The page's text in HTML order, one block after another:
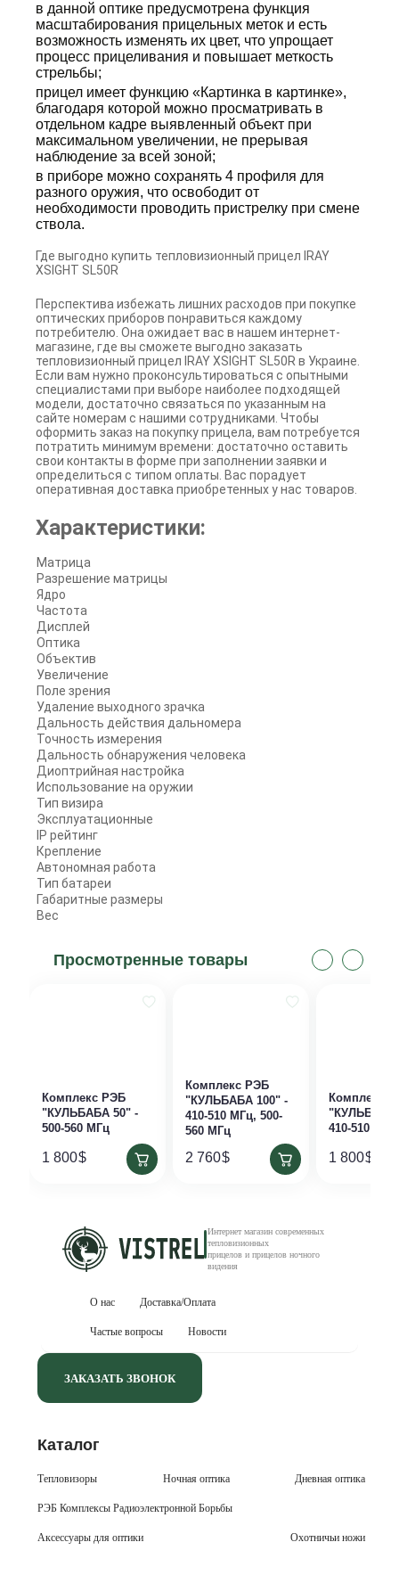
в данной оптике предусмотрена функция
масштабирования прицельных меток и есть
возможность изменять их цвет, что упрощает
процесс прицеливания и повышает меткость
стрельбы;
прицел имеет функцию «Картинка в картинке»,
благодаря которой можно просматривать в
отдельном кадре выявленный объект при
максимальном увеличении, не прерывая
наблюдение за всей зоной;
в приборе можно сохранять 4 профиля для
разного оружия, что освободит от
необходимости проводить пристрелку при смене
ствола.
Где выгодно купить тепловизионный прицел IRAY
XSIGHT SL50R
Перспектива избежать лишних расходов при покупке
оптических приборов понравиться каждому
потребителю. Она ожидает вас в нашем интернет-
магазине, где вы сможете выгодно заказать
тепловизионный прицел IRAY XSIGHT SL50R в Украине.
Если вам нужно проконсультироваться с опытными
специалистами при выборе наиболее подходящей
модели, достаточно связаться по указанным на
сайте номерам с нашими сотрудниками. Чтобы
оформить заказ на покупку прицела, вам потребуется
потратить минимум времени: достаточно оставить
свои контакты в форме при заполнении заявки и
определиться с типом оплаты. Вас порадует
оперативная доставка приобретенных у нас товаров.
Характеристики:
Матрица
Разрешение матрицы
Ядро
Частота
Дисплей
Оптика
Объектив
Увеличение
Поле зрения
Удаление выходного зрачка
Дальность действия дальномера
Точность измерения
Дальность обнаружения человека
Диоптрийная настройка
Использование на оружии
Тип визира
Эксплуатационные
IP рейтинг
Крепление
Автономная работа
Тип батареи
Габаритные размеры
Вес
Просмотренные товары
Комплекс РЭБ
"КУЛЬБАБА 50" -
500-560 МГц
1 800$
Комплекс РЭБ
"КУЛЬБАБА 100" -
410-510 МГц, 500-
560 МГц
2 760$
Комплекс
"КУЛЬБАБА
410-510 МГц
1 800$
Интернет магазин современных
тепловизионных
прицелов и прицелов ночного
видения
О нас Доставка/Оплата
Частые вопросы Новости
ЗАКАЗАТЬ ЗВОНОК
Каталог
Тепловизоры Ночная оптика Дневная оптика
РЭБ Комплексы Радиоэлектронной Борьбы
Аксессуары для оптики Охотничьи ножи